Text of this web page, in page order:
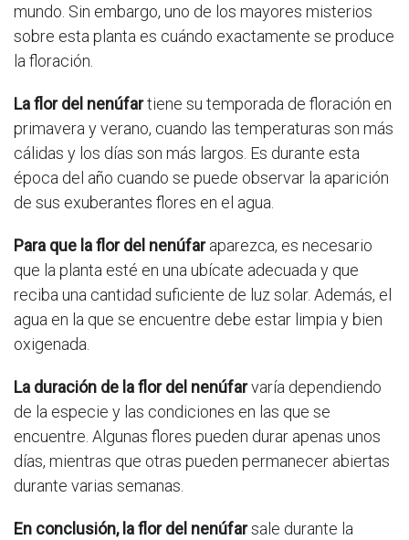
mundo. Sin embargo, uno de los mayores misterios
sobre esta planta es cuándo exactamente se produce
la floración.
La flor del nenúfartiene su temporada de floración en
primavera y verano, cuando las temperaturas son más
cálidas y los días son más largos. Es durante esta
época del año cuando se puede observar la aparición
de sus exuberantes flores en el agua.
Para que la flor del nenúfaraparezca, es necesario
que la planta esté en una ubícate adecuada y que
reciba una cantidad suficiente de luz solar. Además, el
agua en la que se encuentre debe estar limpia y bien
oxigenada.
La duración de la flor del nenúfarvaría dependiendo
de la especie y las condiciones en las que se
encuentre. Algunas flores pueden durar apenas unos
días, mientras que otras pueden permanecer abiertas
durante varias semanas.
En conclusión, la flor del nenúfarsale durante la